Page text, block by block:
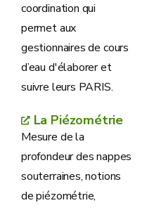
coordination qui
permet aux
gestionnaires de cours
d’eau d'élaborer et
suivre leurs PARIS.
La Piézométrie
Mesure de la
profondeur des nappes
souterraines, notions
de piézométrie,